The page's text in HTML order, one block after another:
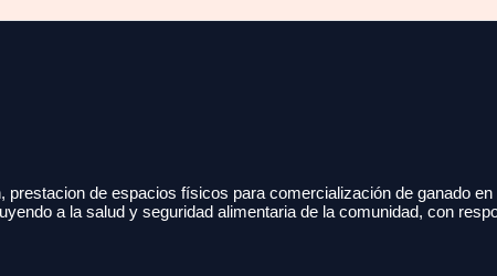
de espacios físicos para comercialización de ganado
a la salud y seguridad alimentaria de la comunidad, con